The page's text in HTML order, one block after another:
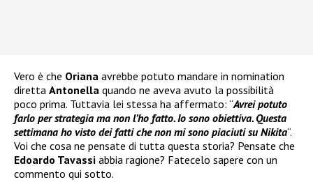
Vero è che Oriana avrebbe potuto mandare in nomination
diretta Antonella quando ne aveva avuto la possibilità
poco prima. Tuttavia lei stessa ha affermato: “Avrei potuto
farlo per strategia ma non l’ho fatto. Io sono obiettiva. Questa
settimana ho visto dei fatti che non mi sono piaciuti su Nikita“.
Voi che cosa ne pensate di tutta questa storia? Pensate che
Edoardo Tavassi abbia ragione? Fatecelo sapere con un
commento qui sotto.